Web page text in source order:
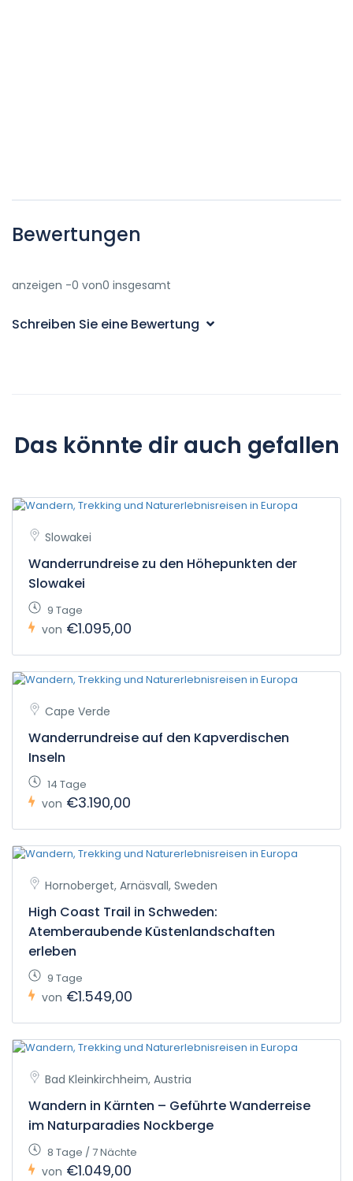
Bewertungen
anzeigen -0 von0 insgesamt
Schreiben Sie eine Bewertung
Das könnte dir auch gefallen
Slowakei
Wanderrundreise zu den Höhepunkten der
Slowakei
9 Tage
von €1.095,00
Cape Verde
Wanderrundreise auf den Kapverdischen
Inseln
14 Tage
von €3.190,00
Hornoberget, Arnäsvall, Sweden
High Coast Trail in Schweden:
Atemberaubende Küstenlandschaften
erleben
9 Tage
von €1.549,00
Bad Kleinkirchheim, Austria
Wandern in Kärnten – Geführte Wanderreise
im Naturparadies Nockberge
8 Tage / 7 Nächte
von €1.049,00